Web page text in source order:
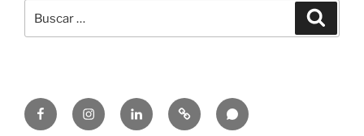
por:
FacebookInstagramLinkedinEmail Whatsapp